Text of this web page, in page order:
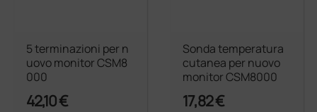
5 terminazioni per n
uovo monitor CSM8
000
42,10 €
Sonda temperatura
cutanea per nuovo
monitor CSM8000
17,82 €